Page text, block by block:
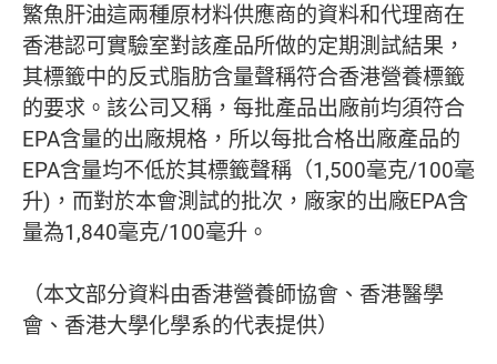
鰵魚肝油這兩種原材料供應商的資料和代理商在
香港認可實驗室對該產品所做的定期測試結果，
其標籤中的反式脂肪含量聲稱符合香港營養標籤
的要求。該公司又稱，每批產品出廠前均須符合
EPA含量的出廠規格，所以每批合格出廠產品的
EPA含量均不低於其標籤聲稱（1,500毫克/100毫
升)，而對於本會測試的批次，廠家的出廠EPA含
量為1,840毫克/100毫升。
（本文部分資料由香港營養師協會、香港醫學
會、香港大學化學系的代表提供）